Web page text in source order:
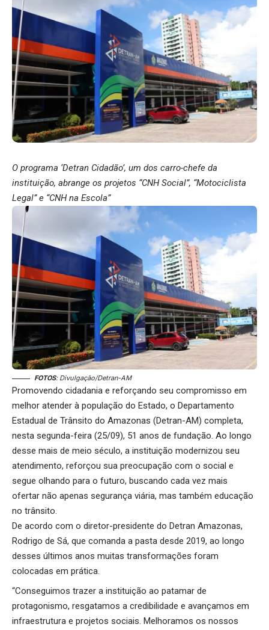
O programa ‘Detran Cidadão’, um dos carro-chefe da
instituição, abrange os projetos “CNH Social”, “Motociclista
Legal” e “CNH na Escola”
FOTOS: Divulgação/Detran-AM
Promovendo cidadania e reforçando seu compromisso em
melhor atender à população do Estado, o Departamento
Estadual de Trânsito do Amazonas (Detran-AM) completa,
nesta segunda-feira (25/09), 51 anos de fundação. Ao longo
desse mais de meio século, a instituição modernizou seu
atendimento, reforçou sua preocupação com o social e
segue olhando para o futuro, buscando cada vez mais
ofertar não apenas segurança viária, mas também educação
no trânsito.
De acordo com o diretor-presidente do Detran Amazonas,
Rodrigo de Sá, que comanda a pasta desde 2019, ao longo
desses últimos anos muitas transformações foram
colocadas em prática.
“Conseguimos trazer a instituição ao patamar de
protagonismo, resgatamos a credibilidade e avançamos em
infraestrutura e projetos sociais. Melhoramos os nossos